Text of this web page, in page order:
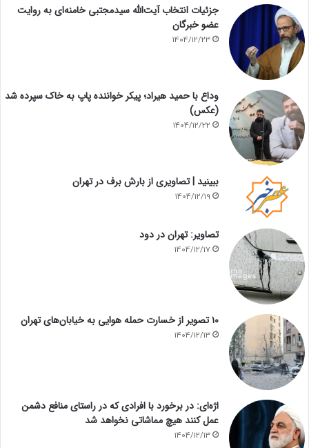
جزئیات انتخاب آیت‌الله سیدمجتبی خامنه‌ای به روایت
عضو خبرگان
1404/12/23
وداع با حمید هیراد؛ پیکر خواننده پاپ به خاک سپرده شد
(عکس)
1404/12/22
ببینید | تصاویری از بارش برف در تهران
1404/12/19
تصاویر: تهران در دود
1404/12/17
۱۰ تصویر از خسارت حمله هوایی به خیابان‌های تهران
1404/12/13
اژه‌ای: در برخورد با افرادی که در راستای منافع دشمن
عمل کنند هیچ مماشاتی نخواهد شد
1404/12/13